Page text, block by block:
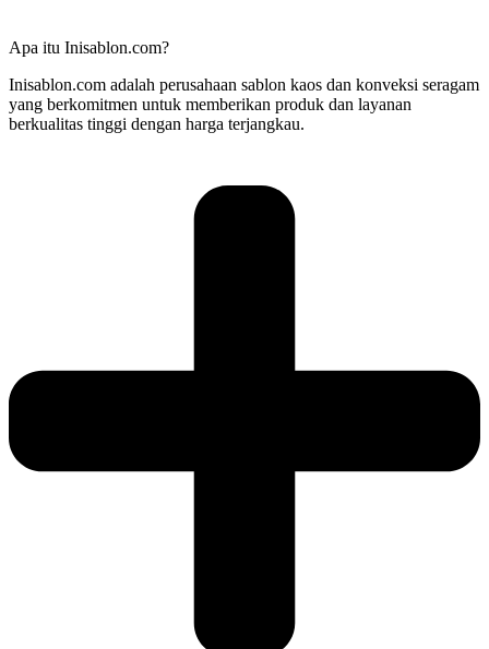
Apa itu Inisablon.com?
Inisablon.com adalah perusahaan sablon kaos dan konveksi seragam
yang berkomitmen untuk memberikan produk dan layanan
berkualitas tinggi dengan harga terjangkau.